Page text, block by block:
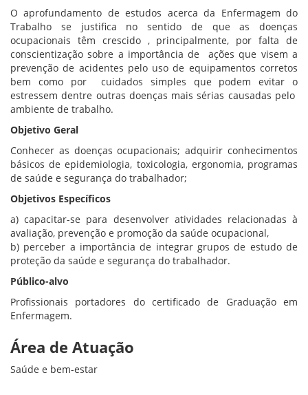
O aprofundamento de estudos acerca da Enfermagem do
Trabalho se justifica no sentido de que as doenças
ocupacionais têm crescido , principalmente, por falta de
conscientização sobre a importância de ações que visem a
prevenção de acidentes pelo uso de equipamentos corretos
bem como por cuidados simples que podem evitar o
estressem dentre outras doenças mais sérias causadas pelo
ambiente de trabalho.
Objetivo Geral
Conhecer as doenças ocupacionais; adquirir conhecimentos
básicos de epidemiologia, toxicologia, ergonomia, programas
de saúde e segurança do trabalhador;
Objetivos Específicos
a) capacitar-se para desenvolver atividades relacionadas à
avaliação, prevenção e promoção da saúde ocupacional,
b) perceber a importância de integrar grupos de estudo de
proteção da saúde e segurança do trabalhador.
Público-alvo
Profissionais portadores do certificado de Graduação em
Enfermagem.
Área de Atuação
Saúde e bem-estar